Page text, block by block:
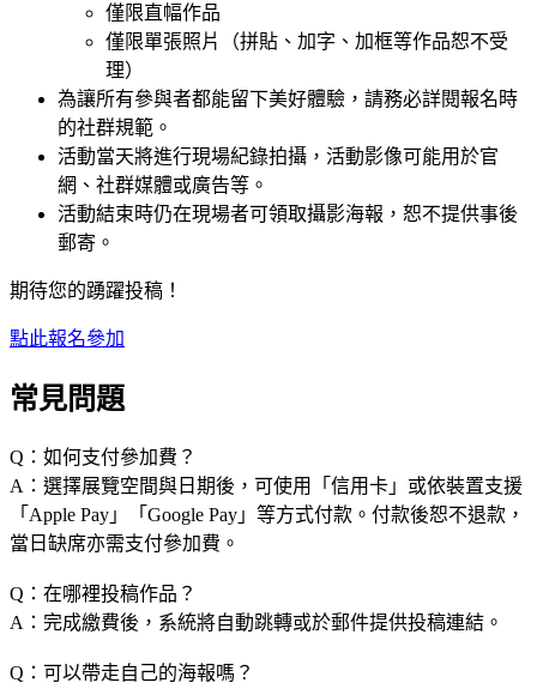
僅限直幅作品
僅限單張照片（拼貼、加字、加框等作品恕不受
理）
為讓所有參與者都能留下美好體驗，請務必詳閱報名時
的社群規範。
活動當天將進行現場紀錄拍攝，活動影像可能用於官
網、社群媒體或廣告等。
活動結束時仍在現場者可領取攝影海報，恕不提供事後
郵寄。
期待您的踴躍投稿！
點此報名參加
常見問題
Q：如何支付參加費？
A：選擇展覽空間與日期後，可使用「信用卡」或依裝置支援
「Apple Pay」「Google Pay」等方式付款。付款後恕不退款，
當日缺席亦需支付參加費。
Q：在哪裡投稿作品？
A：完成繳費後，系統將自動跳轉或於郵件提供投稿連結。
Q：可以帶走自己的海報嗎？